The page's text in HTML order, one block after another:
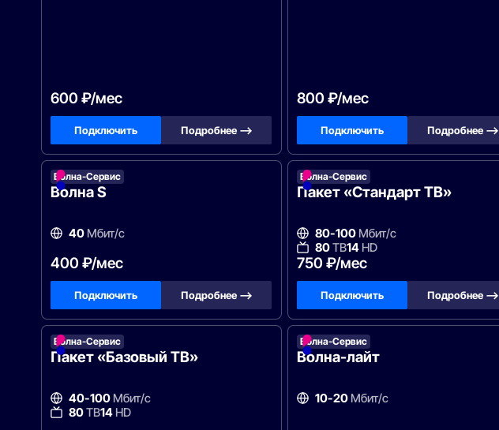
600 ₽/мес
Подключить Подробнее —>
800 ₽/мес
Подключить Подробнее —>
Волна-Сервис
Волна S
40Мбит/с
400 ₽/мес
Подключить Подробнее —>
Волна-Сервис
Пакет «Стандарт ТВ»
80-100Мбит/с
80ТВ14HD
750 ₽/мес
Подключить Подробнее —>
Волна-Сервис
Пакет «Базовый ТВ»
40-100Мбит/с
80ТВ14HD
Волна-Сервис
Волна-лайт
10-20Мбит/с